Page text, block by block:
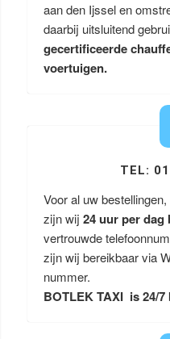
aan den Ijssel en
daarbij uitsluitend
gecertificeerde
voertuigen.
TEL:
Voor al uw
zijn wij 24 uur per dag
vertrouwde
zijn wij bereikbaar via
nummer.
BOTLEK TAXI is 24/7